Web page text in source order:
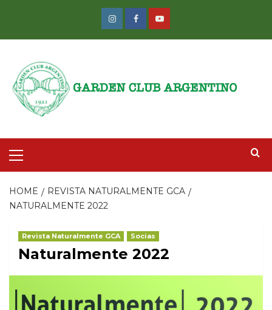
Instagram
FacebookYoutube
Menu
HOME
REVISTA NATURALMENTE GCA
NATURALMENTE 2022
Revista Naturalmente GCA Socias
Naturalmente 2022